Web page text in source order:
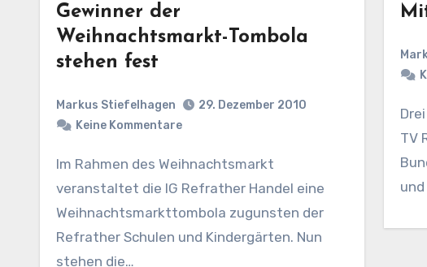
Gewinner der
Weihnachtsmarkt-Tombola
stehen fest
Markus Stiefelhagen
29. Dezember 2010
Keine Kommentare
Im Rahmen des Weihnachtsmarkt
veranstaltet die IG Refrather Handel eine
Weihnachtsmarkttombola zugunsten der
Refrather Schulen und Kindergärten. Nun
stehen die…
Drei von vier möglichen Punkten wollte der
TV